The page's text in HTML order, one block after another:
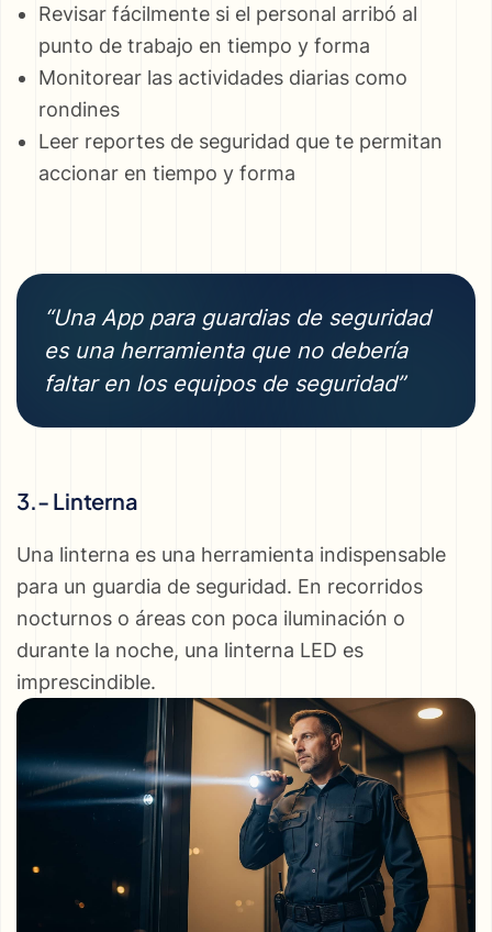
Revisar fácilmente si el personal arribó al
punto de trabajo en tiempo y forma
Monitorear las actividades diarias como
rondines
Leer reportes de seguridad que te permitan
accionar en tiempo y forma
“Una App para guardias de seguridad
es una herramienta que no debería
faltar en los equipos de seguridad”
3.- Linterna
Una linterna es una herramienta indispensable
para un guardia de seguridad. En recorridos
nocturnos o áreas con poca iluminación o
durante la noche, una linterna LED es
imprescindible.